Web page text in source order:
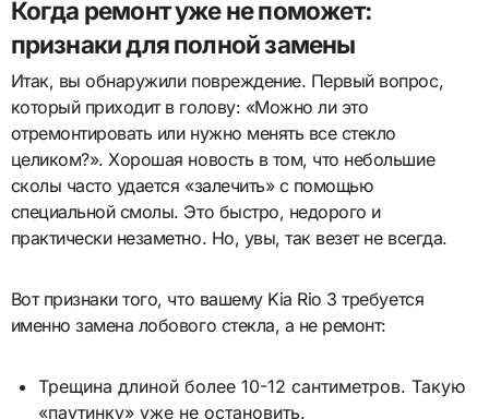
Когда ремонт уже не поможет:
признаки для полной замены
Итак, вы обнаружили повреждение. Первый вопрос,
который приходит в голову: «Можно ли это
отремонтировать или нужно менять все стекло
целиком?». Хорошая новость в том, что небольшие
сколы часто удается «залечить» с помощью
специальной смолы. Это быстро, недорого и
практически незаметно. Но, увы, так везет не всегда.
Вот признаки того, что вашему Kia Rio 3 требуется
именно замена лобового стекла, а не ремонт:
Трещина длиной более 10-12 сантиметров. Такую
«паутинку» уже не остановить.